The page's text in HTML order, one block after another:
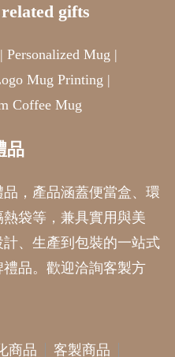
gifts
| Personalized Mug |
Mug Printing |
Coffee Mug
品
，產品涵蓋便當盒、環
袋等，兼具實用與美
、生產到包裝的一站式
品。歡迎洽詢客製方
商品
客製商品